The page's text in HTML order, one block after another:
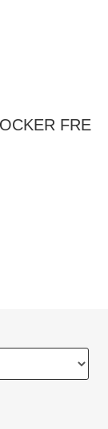
FRE